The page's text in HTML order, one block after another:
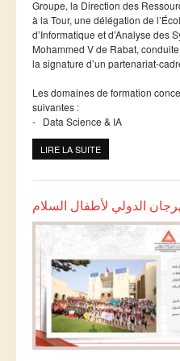
Ressources
LAUREATS
Ingénieurs
Master
Master MSIWeb
Master SEA
Master IOSM
Master IFGR
Master CloudHPC
Master Bio-MSCS
Groupe, la Direction des
à la Tour, une délégation de
d’Informatique et d’Analyse des
Mohammed V de Rabat,
la signature d’un partenariat-
Les domaines de formation
suivantes :
- Data Science & IA
LIRE LA SUITE
الدولي لأطفال السلام